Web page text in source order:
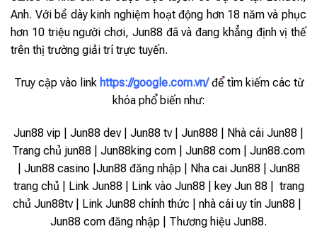
Anh. Với bề dày kinh nghiệm hoạt động hơn 18 năm và phục
hơn 10 triệu người chơi, Jun88 đã và đang khẳng định vị thế
trên thị trường giải trí trực tuyến.
Truy cập vào link https://google.com.vn/ để tìm kiếm các từ
khóa phổ biến như:
Jun88 vip | Jun88 dev | Jun88 tv | Jun888 | Nhà cái Jun88 |
Trang chủ jun88 | Jun88king com | Jun88 com | Jun88.com
| Jun88 casino |Jun88 đăng nhập | Nha cai Jun88 | Jun88
trang chủ | Link Jun88 | Link vào Jun88 |
key Jun 88 | trang
chủ Jun88tv | Link Jun88 chính thức | nhà cái uy tín Jun88 |
Jun88 com đăng nhập | Thương hiệu Jun88.